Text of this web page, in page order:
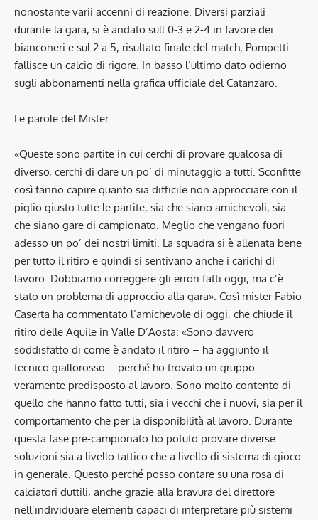
nonostante varii accenni di reazione. Diversi parziali
durante la gara, si è andato sull 0-3 e 2-4 in favore dei
bianconeri e sul 2 a 5, risultato finale del match, Pompetti
fallisce un calcio di rigore. In basso l’ultimo dato odierno
sugli abbonamenti nella grafica ufficiale del Catanzaro.
Le parole del Mister:
«Queste sono partite in cui cerchi di provare qualcosa di
diverso, cerchi di dare un po’ di minutaggio a tutti. Sconfitte
così fanno capire quanto sia difficile non approcciare con il
piglio giusto tutte le partite, sia che siano amichevoli, sia
che siano gare di campionato. Meglio che vengano fuori
adesso un po’ dei nostri limiti. La squadra si è allenata bene
per tutto il ritiro e quindi si sentivano anche i carichi di
lavoro. Dobbiamo correggere gli errori fatti oggi, ma c’è
stato un problema di approccio alla gara». Così mister Fabio
Caserta ha commentato l’amichevole di oggi, che chiude il
ritiro delle Aquile in Valle D’Aosta: «Sono davvero
soddisfatto di come è andato il ritiro – ha aggiunto il
tecnico giallorosso – perché ho trovato un gruppo
veramente predisposto al lavoro. Sono molto contento di
quello che hanno fatto tutti, sia i vecchi che i nuovi, sia per il
comportamento che per la disponibilità al lavoro. Durante
questa fase pre-campionato ho potuto provare diverse
soluzioni sia a livello tattico che a livello di sistema di gioco
in generale. Questo perché posso contare su una rosa di
calciatori duttili, anche grazie alla bravura del direttore
nell’individuare elementi capaci di interpretare più sistemi